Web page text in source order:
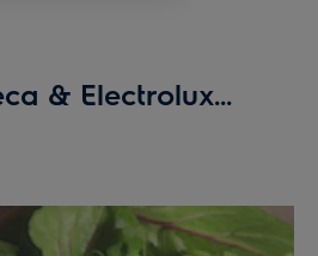
& Electrolux...